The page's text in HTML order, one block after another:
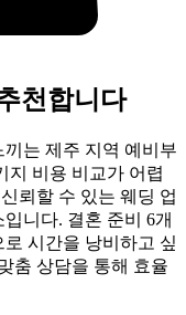
천합니다
는 제주 지역 예비부
지 비용 비교가 어렵
뢰할 수 있는 웨딩 업
니다. 결혼 준비 6개
시간을 낭비하고 싶
춤 상담을 통해 효율